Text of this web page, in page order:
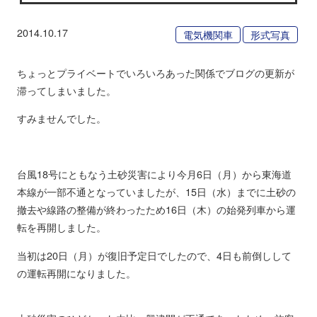
2014.10.17 電気機関車 形式写真
ちょっとプライベートでいろいろあった関係でブログの更新が
滞ってしまいました。
すみませんでした。
台風18号にともなう土砂災害により今月6日（月）から東海道
本線が一部不通となっていましたが、15日（水）までに土砂の
撤去や線路の整備が終わったため16日（木）の始発列車から運
転を再開しました。
当初は20日（月）が復旧予定日でしたので、4日も前倒しして
の運転再開になりました。